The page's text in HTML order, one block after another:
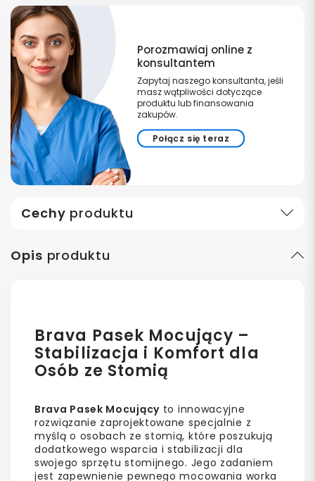
Porozmawiaj online z
konsultantem
Zapytaj naszego konsultanta, jeśli
masz wątpliwości dotyczące
produktu lub finansowania
zakupów.
Połącz się teraz
Cechy produktu
Opis produktu
Brava Pasek Mocujący –
Stabilizacja i Komfort dla
Osób ze Stomią
Brava Pasek Mocujący to innowacyjne
rozwiązanie zaprojektowane specjalnie z
myślą o osobach ze stomią, które poszukują
dodatkowego wsparcia i stabilizacji dla
swojego sprzętu stomijnego. Jego zadaniem
jest zapewnienie pewnego mocowania worka